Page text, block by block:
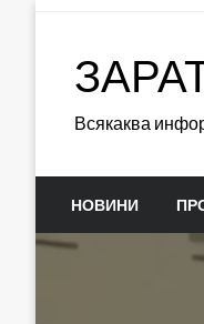
Всякаква
НОВИНИ